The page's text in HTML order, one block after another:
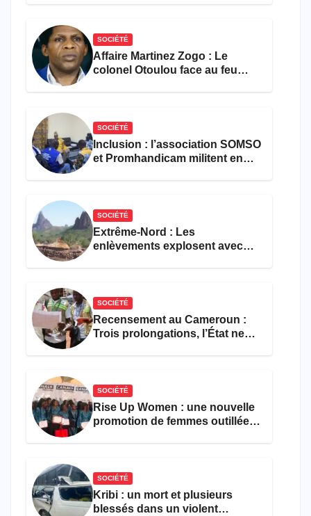
SOCIÉTÉ
Affaire Martinez Zogo : Le
colonel Otoulou face au feu
SOCIÉTÉ
Inclusion : l’association SOMSO
et Promhandicam militent en
SOCIÉTÉ
Extrême-Nord : Les
enlèvements explosent avec
SOCIÉTÉ
Recensement au Cameroun :
Trois prolongations, l’État ne
SOCIÉTÉ
Rise Up Women : une nouvelle
promotion de femmes outillées
SOCIÉTÉ
Kribi : un mort et plusieurs
blessés dans un violent